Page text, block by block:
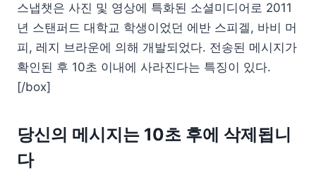
스냅챗은 사진 및 영상에 특화된 소셜미디어로 2011
년 스탠퍼드 대학교 학생이었던 에반 스피겔, 바비 머
피, 레지 브라운에 의해 개발되었다. 전송된 메시지가
확인된 후 10초 이내에 사라진다는 특징이 있다.
[/box]
당신의 메시지는 10초 후에 삭제됩니
다